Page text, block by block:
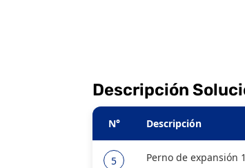
Descripción
N° Descripción
5 Perno de expansión